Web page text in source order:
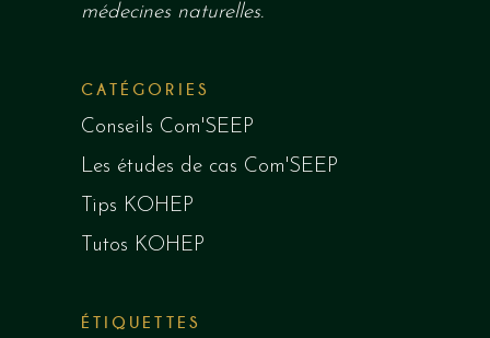
médecines naturelles.
CATÉGORIES
Conseils Com'SEEP
Les études de cas Com'SEEP
Tips KOHEP
Tutos KOHEP
ÉTIQUETTES